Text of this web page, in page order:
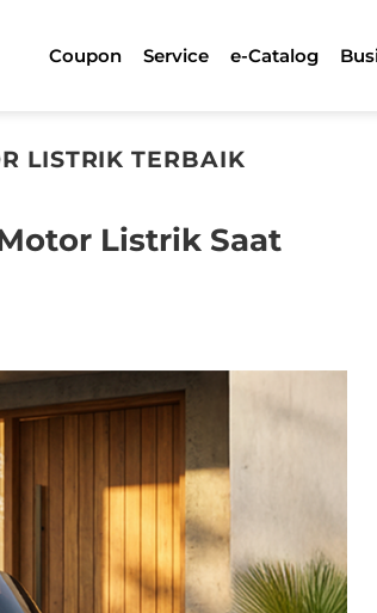
Coupon Service e-Catalog
LISTRIK TERBAIK
Listrik Saat